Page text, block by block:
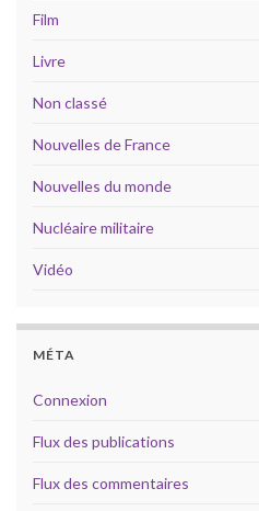
Film
Livre
Non classé
Nouvelles de France
Nouvelles du monde
Nucléaire militaire
Vidéo
MÉTA
Connexion
Flux des publications
Flux des commentaires